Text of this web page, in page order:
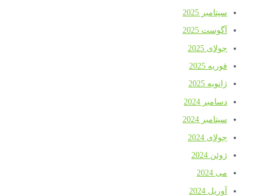
سپتامبر 2025
آگوست 2025
جولای 2025
فوریه 2025
ژانویه 2025
دسامبر 2024
سپتامبر 2024
جولای 2024
ژوئن 2024
می 2024
آوریل 2024